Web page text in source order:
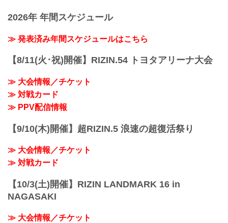
スダリオ剛4
ジョン・ドッドソン4
所英男3
RIZIN vs. Bellator全面対抗戦
（LOSE）ホベルト・サトシ・ソウザ vs.
AJ・マッキー（WIN）
3R 判定 （0-3）
≫ 試合結果詳細
2026年 年間スケジュール
≫ 発表済み年間スケジュールはこちら
【8/11(火･祝)開催】RIZIN.54 トヨタアリーナ大会
≫ 大会情報／チケット
≫ 対戦カード
≫ PPV配信情報
【9/10(木)開催】超RIZIN.5 浪速の超復活祭り
≫ 大会情報／チケット
≫ 対戦カード
【10/3(土)開催】RIZIN LANDMARK 16 in
NAGASAKI
≫ 大会情報／チケット